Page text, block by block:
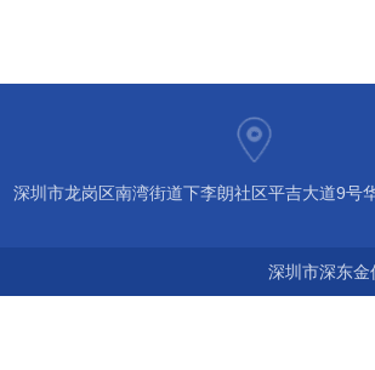
深圳市龙岗区南湾街道下李朗社区平吉大道9号
深圳市深东